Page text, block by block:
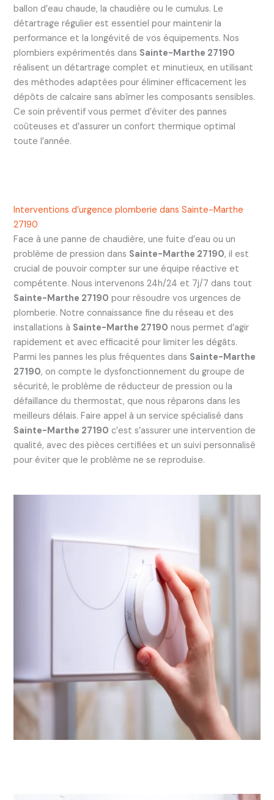
ballon d’eau chaude, la chaudière ou le cumulus. Le
détartrage régulier est essentiel pour maintenir la
performance et la longévité de vos équipements. Nos
plombiers expérimentés dans Sainte-Marthe 27190
réalisent un détartrage complet et minutieux, en utilisant
des méthodes adaptées pour éliminer efficacement les
dépôts de calcaire sans abîmer les composants sensibles.
Ce soin préventif vous permet d’éviter des pannes
coûteuses et d’assurer un confort thermique optimal
toute l’année.
Interventions d’urgence plomberie dans Sainte-Marthe
27190
Face à une panne de chaudière, une fuite d’eau ou un
problème de pression dans Sainte-Marthe 27190, il est
crucial de pouvoir compter sur une équipe réactive et
compétente. Nous intervenons 24h/24 et 7j/7 dans tout
Sainte-Marthe 27190 pour résoudre vos urgences de
plomberie. Notre connaissance fine du réseau et des
installations à Sainte-Marthe 27190 nous permet d’agir
rapidement et avec efficacité pour limiter les dégâts.
Parmi les pannes les plus fréquentes dans Sainte-Marthe
27190, on compte le dysfonctionnement du groupe de
sécurité, le problème de réducteur de pression ou la
défaillance du thermostat, que nous réparons dans les
meilleurs délais. Faire appel à un service spécialisé dans
Sainte-Marthe 27190 c’est s’assurer une intervention de
qualité, avec des pièces certifiées et un suivi personnalisé
pour éviter que le problème ne se reproduise.